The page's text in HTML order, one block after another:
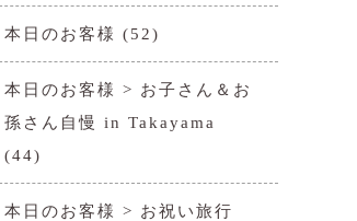
本日のお客様 (52)
本日のお客様 > お子さん＆お
孫さん自慢 in Takayama
(44)
本日のお客様 > お祝い旅行